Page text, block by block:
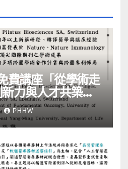
費講座「從學術走
力與⼈才共築的
PHHW